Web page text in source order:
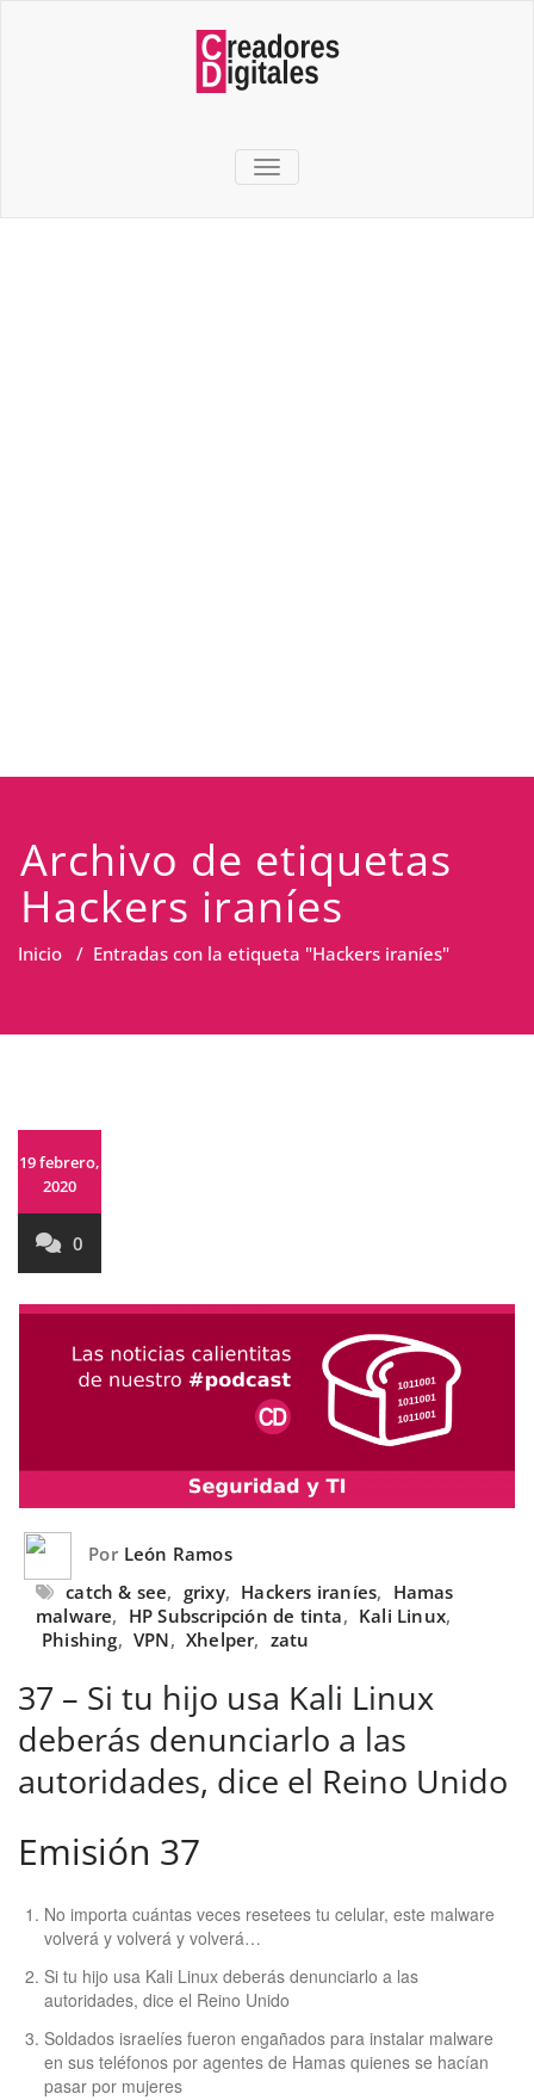
TOGGLE NAVIGATION
Archivo de etiquetas
Hackers iraníes
Inicio / Entradas con la etiqueta "Hackers iraníes"
19 febrero,
2020
0
Por León Ramos
catch & see, grixy, Hackers iraníes, Hamas
malware, HP Subscripción de tinta, Kali Linux,
Phishing, VPN, Xhelper, zatu
37 – Si tu hijo usa Kali Linux
deberás denunciarlo a las
autoridades, dice el Reino Unido
Emisión 37
No importa cuántas veces resetees tu celular, este malware
volverá y volverá y volverá…
Si tu hijo usa Kali Linux deberás denunciarlo a las
autoridades, dice el Reino Unido
Soldados israelíes fueron engañados para instalar malware
en sus teléfonos por agentes de Hamas quienes se hacían
pasar por mujeres